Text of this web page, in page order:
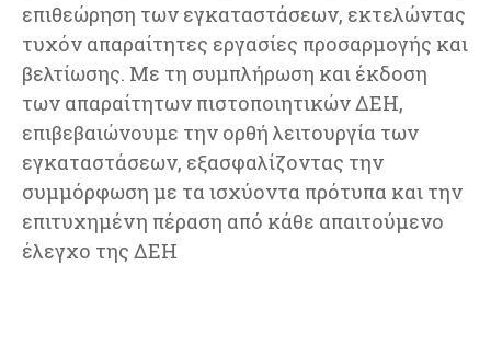
επιθεώρηση των εγκαταστάσεων, εκτελώντας
τυχόν απαραίτητες εργασίες προσαρμογής και
βελτίωσης. Με τη συμπλήρωση και έκδοση
των απαραίτητων πιστοποιητικών ΔΕΗ,
επιβεβαιώνουμε την ορθή λειτουργία των
εγκαταστάσεων, εξασφαλίζοντας την
συμμόρφωση με τα ισχύοντα πρότυπα και την
επιτυχημένη πέραση από κάθε απαιτούμενο
έλεγχο της ΔΕΗ